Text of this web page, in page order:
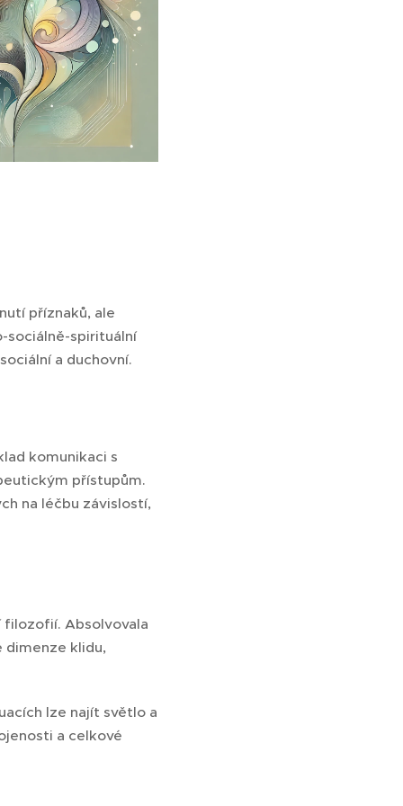
příznaků, ale
sociálně-spirituální
a duchovní.
komunikaci s
přístupům.
na léčbu závislostí,
filozofií. Absolvovala
dimenze klidu,
lze najít světlo a
a celkové